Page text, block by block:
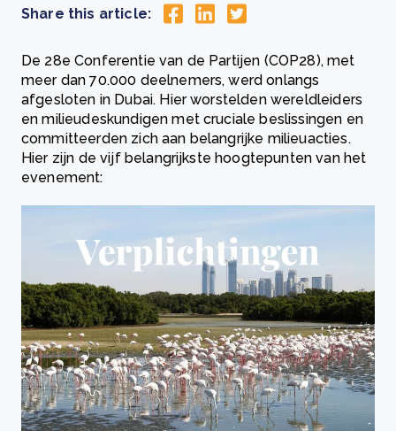
Share this article:
De 28e Conferentie van de Partijen (COP28), met
meer dan 70.000 deelnemers, werd onlangs
afgesloten in Dubai. Hier worstelden wereldleiders
en milieudeskundigen met cruciale beslissingen en
committeerden zich aan belangrijke milieuacties.
Hier zijn de vijf belangrijkste hoogtepunten van het
evenement: